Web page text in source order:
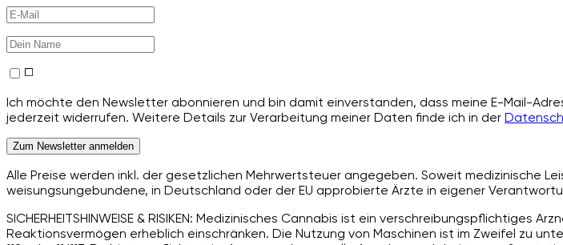
Ich möchte den Newsletter abonnieren und bin damit einverstanden, dass meine E-Mail-
jederzeit widerrufen. Weitere Details zur Verarbeitung meiner Daten finde ich in der
Zum Newsletter anmelden
Alle Preise werden inkl. der gesetzlichen Mehrwertsteuer angegeben. Soweit medizinische
weisungsungebundene, in Deutschland oder der EU approbierte Ärzte in eigener
SICHERHEITSHINWEISE & RISIKEN: Medizinisches Cannabis ist ein
Reaktionsvermögen erheblich einschränken. Die Nutzung von Maschinen ist im Zweifel zu